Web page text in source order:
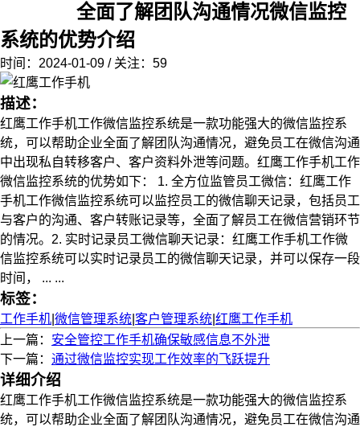
全面了解团队沟通情况微信监控
系统的优势介绍
时间：2024-01-09 / 关注：59
描述：
红鹰工作手机工作微信监控系统是一款功能强大的微信监控系
统，可以帮助企业全面了解团队沟通情况，避免员工在微信沟通
中出现私自转移客户、客户资料外泄等问题。红鹰工作手机工作
微信监控系统的优势如下： 1. 全方位监管员工微信：红鹰工作
手机工作微信监控系统可以监控员工的微信聊天记录，包括员工
与客户的沟通、客户转账记录等，全面了解员工在微信营销环节
的情况。2. 实时记录员工微信聊天记录：红鹰工作手机工作微
信监控系统可以实时记录员工的微信聊天记录，并可以保存一段
时间， ... ...
标签：
工作手机 微信管理系统 客户管理系统 红鹰工作手机
上一篇： 安全管控工作手机确保敏感信息不外泄
下一篇： 通过微信监控实现工作效率的飞跃提升
详细介绍
红鹰工作手机工作微信监控系统是一款功能强大的微信监控系
统，可以帮助企业全面了解团队沟通情况，避免员工在微信沟通